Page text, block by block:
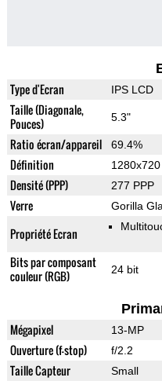
Type d'Ecran IPS LCD
Taille (Diagonale,
Pouces)
5.3"
Ratio écran/appareil 69.4%
Définition 1280x720
Densité (PPP) 277 PPP
Verre Gorilla
Propriété Ecran
Bits par composant
couleur (RGB)
24 bit
Mégapixel 13-MP
Ouverture (f-stop) f/2.2
Taille Capteur Small